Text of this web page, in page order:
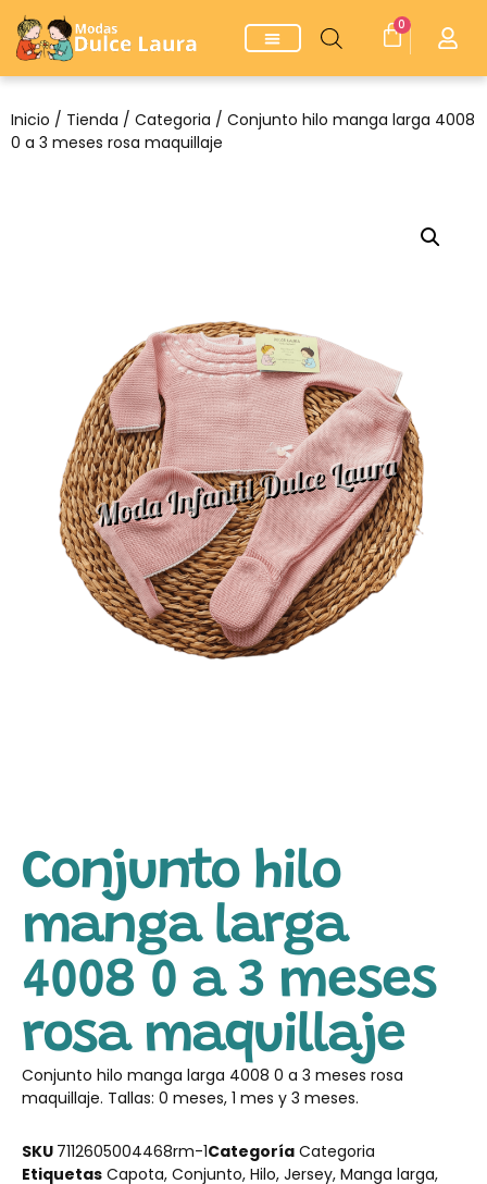
0
Inicio / Tienda / Categoria / Conjunto hilo manga larga 4008
0 a 3 meses rosa maquillaje
Conjunto hilo
manga larga
4008 0 a 3 meses
rosa maquillaje
Conjunto hilo manga larga 4008 0 a 3 meses rosa
maquillaje. Tallas: 0 meses, 1 mes y 3 meses.
SKU 7112605004468rm-1Categoría Categoria
Etiquetas Capota, Conjunto, Hilo, Jersey, Manga larga,